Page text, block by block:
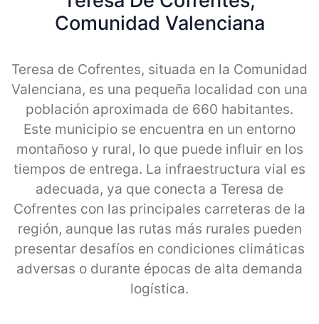
Comunidad Valenciana
Teresa de Cofrentes, situada en la Comunidad
Valenciana, es una pequeña localidad con una
población aproximada de 660 habitantes.
Este municipio se encuentra en un entorno
montañoso y rural, lo que puede influir en los
tiempos de entrega. La infraestructura vial es
adecuada, ya que conecta a Teresa de
Cofrentes con las principales carreteras de la
región, aunque las rutas más rurales pueden
presentar desafíos en condiciones climáticas
adversas o durante épocas de alta demanda
logística.